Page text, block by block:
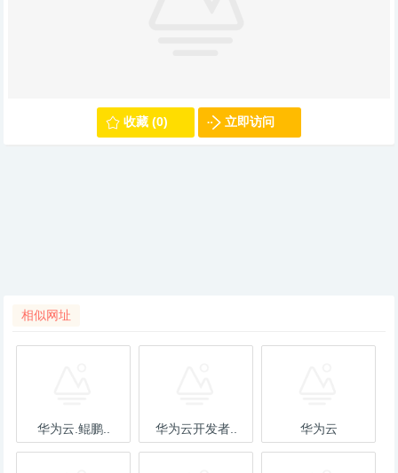
收藏 (0) 立即访问
相似网址
华为云.鲲鹏.. 华为云开发者.. 华为云